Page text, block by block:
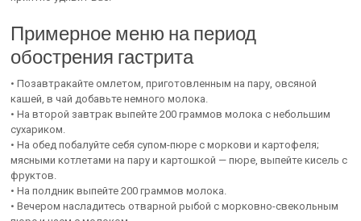
Примерное меню на период
обострения гастрита
• Позавтракайте омлетом, приготовленным на пару, овсяной
кашей, в чай добавьте немного молока.
• На второй завтрак выпейте 200 граммов молока с небольшим
сухариком.
• На обед побалуйте себя супом-пюре с моркови и картофеля;
мясными котлетами на пару и картошкой — пюре, выпейте кисель с
фруктов.
• На полдник выпейте 200 граммов молока.
• Вечером насладитесь отварной рыбой с морковно-свекольным